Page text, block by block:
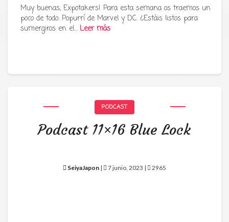
Tu radio y podcast sobre manga,
anime y cultura japonesa ツ
Muy buenas, Expotakers! Para esta semana os traemos un
poco de todo: Popurrí de Marvel y DC. ¿Estáis listos para
sumergiros en el… Leer más
PODCAST
Podcast 11×16 Blue Lock
SeiyaJapon | 7 junio, 2023 | 2965